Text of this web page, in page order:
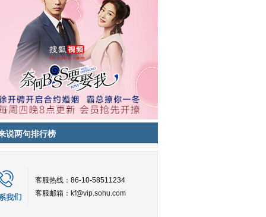
说两句排行榜
客服热线：86-10-58511234
客服邮箱： kf@vip.sohu.com